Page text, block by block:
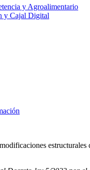
y Agroalimentario
y Cajal Digital
estructurales